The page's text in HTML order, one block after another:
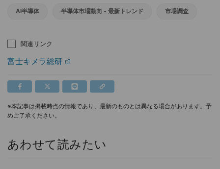
AI半導体 半導体市場動向 - 最新トレンド 市場調査
関連リンク
富士キメラ総研
※本記事は掲載時点の情報であり、最新のものとは異なる場合があります。予
めご了承ください。
あわせて読みたい